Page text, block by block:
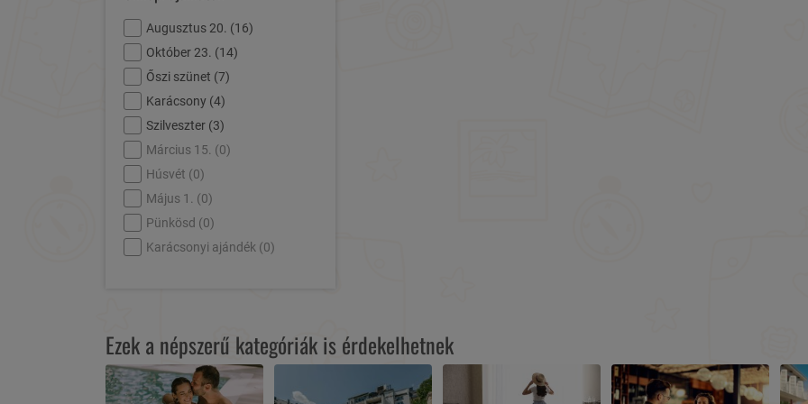
Augusztus 20. (16)
Október 23. (14)
Őszi szünet (7)
Karácsony (4)
Szilveszter (3)
Március 15. (0)
Húsvét (0)
Május 1. (0)
Pünkösd (0)
Karácsonyi ajándék (0)
Ezek a népszerű kategóriák is érdekelhetnek